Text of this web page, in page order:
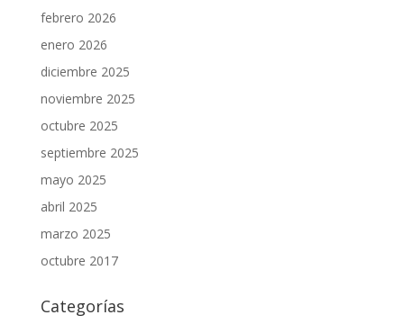
febrero 2026
enero 2026
diciembre 2025
noviembre 2025
octubre 2025
septiembre 2025
mayo 2025
abril 2025
marzo 2025
octubre 2017
Categorías